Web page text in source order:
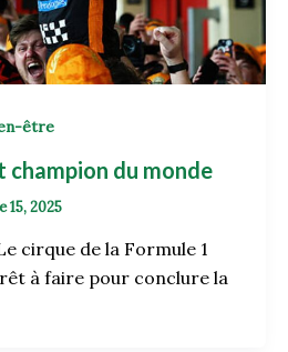
être
champion du monde
15, 2025
cirque de la Formule 1
à faire pour conclure la